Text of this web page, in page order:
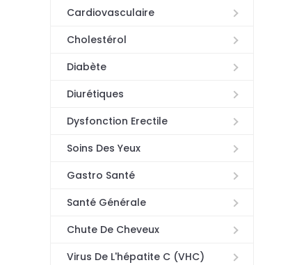
Cardiovasculaire
Cholestérol
Diabète
Diurétiques
Dysfonction Erectile
Soins Des Yeux
Gastro Santé
Santé Générale
Chute De Cheveux
Virus De L'hépatite C (VHC)